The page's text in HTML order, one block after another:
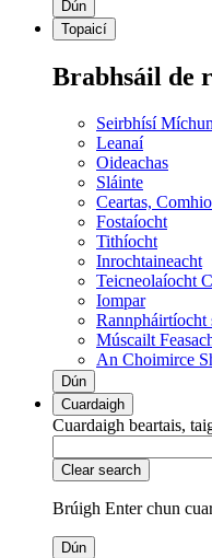
Dún
Topaicí
Brabhsáil de
Seirbhísí
Leanaí
Oideachas
Sláinte
Ceartas,
Fostaíocht
Tithíocht
Inrochtaineacht
Teicneolaíocht
Iompar
Rannpháirtíocht
Múscailt
An Choimirce
Dún
Cuardaigh
Cuardaigh beartais,
Clear search
Brúigh Enter chun
Dún